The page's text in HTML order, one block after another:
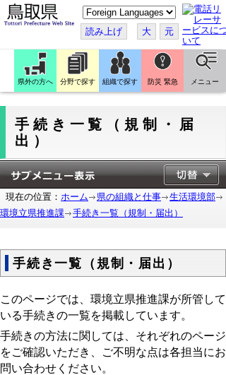
こ
の
ペ
ー
ジ
翻
訳
す
読み上げ 大 元
県外の方へ 分野で探す 組織で探す 防災 緊急 メニュー
手続き一覧（規制・届
出）
現在の位置： ホーム 県の組織と仕事
生活環境部
環境立県推進課
手続き一覧（規制・届出）
手続き一覧（規制・届出）
このページでは、環境立県推進課が所管して
いる手続きの一覧を掲載しています。
手続きの方法に関しては、それぞれのページ
をご確認いただき、ご不明な点は各担当にお
問い合わせください。